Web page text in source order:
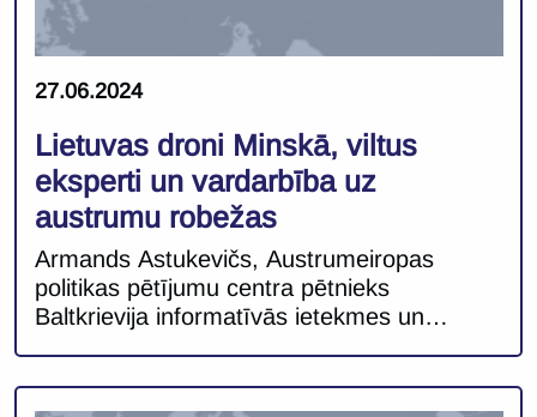
ar kura palīdzību pamatot Baltkrievijas
politiskās izvēles un pieņemtos lēmumus.
Piemēram, aprīlī Baltkrievijas […]
27.06.2024
Lietuvas droni Minskā, viltus
eksperti un vardarbība uz
austrumu robežas
Armands Astukevičs, Austrumeiropas
politikas pētījumu centra pētnieks
Baltkrievija informatīvās ietekmes un